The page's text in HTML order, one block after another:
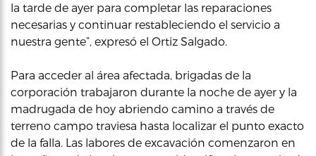
la tarde de ayer para completar las reparaciones
necesarias y continuar restableciendo el servicio a
nuestra gente”, expresó el Ortiz Salgado.
Para acceder al área afectada, brigadas de la
corporación trabajaron durante la noche de ayer y la
madrugada de hoy abriendo camino a través de
terreno campo traviesa hasta localizar el punto exacto
de la falla. Las labores de excavación comenzaron en